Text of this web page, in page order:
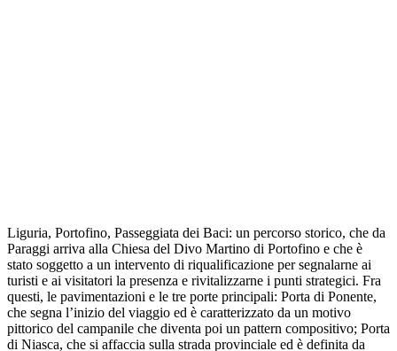
Liguria, Portofino, Passeggiata dei Baci: un percorso storico, che da
Paraggi arriva alla Chiesa del Divo Martino di Portofino e che è
stato soggetto a un intervento di riqualificazione per segnalarne ai
turisti e ai visitatori la presenza e rivitalizzarne i punti strategici. Fra
questi, le pavimentazioni e le tre porte principali: Porta di Ponente,
che segna l’inizio del viaggio ed è caratterizzato da un motivo
pittorico del campanile che diventa poi un pattern compositivo; Porta
di Niasca, che si affaccia sulla strada provinciale ed è definita da